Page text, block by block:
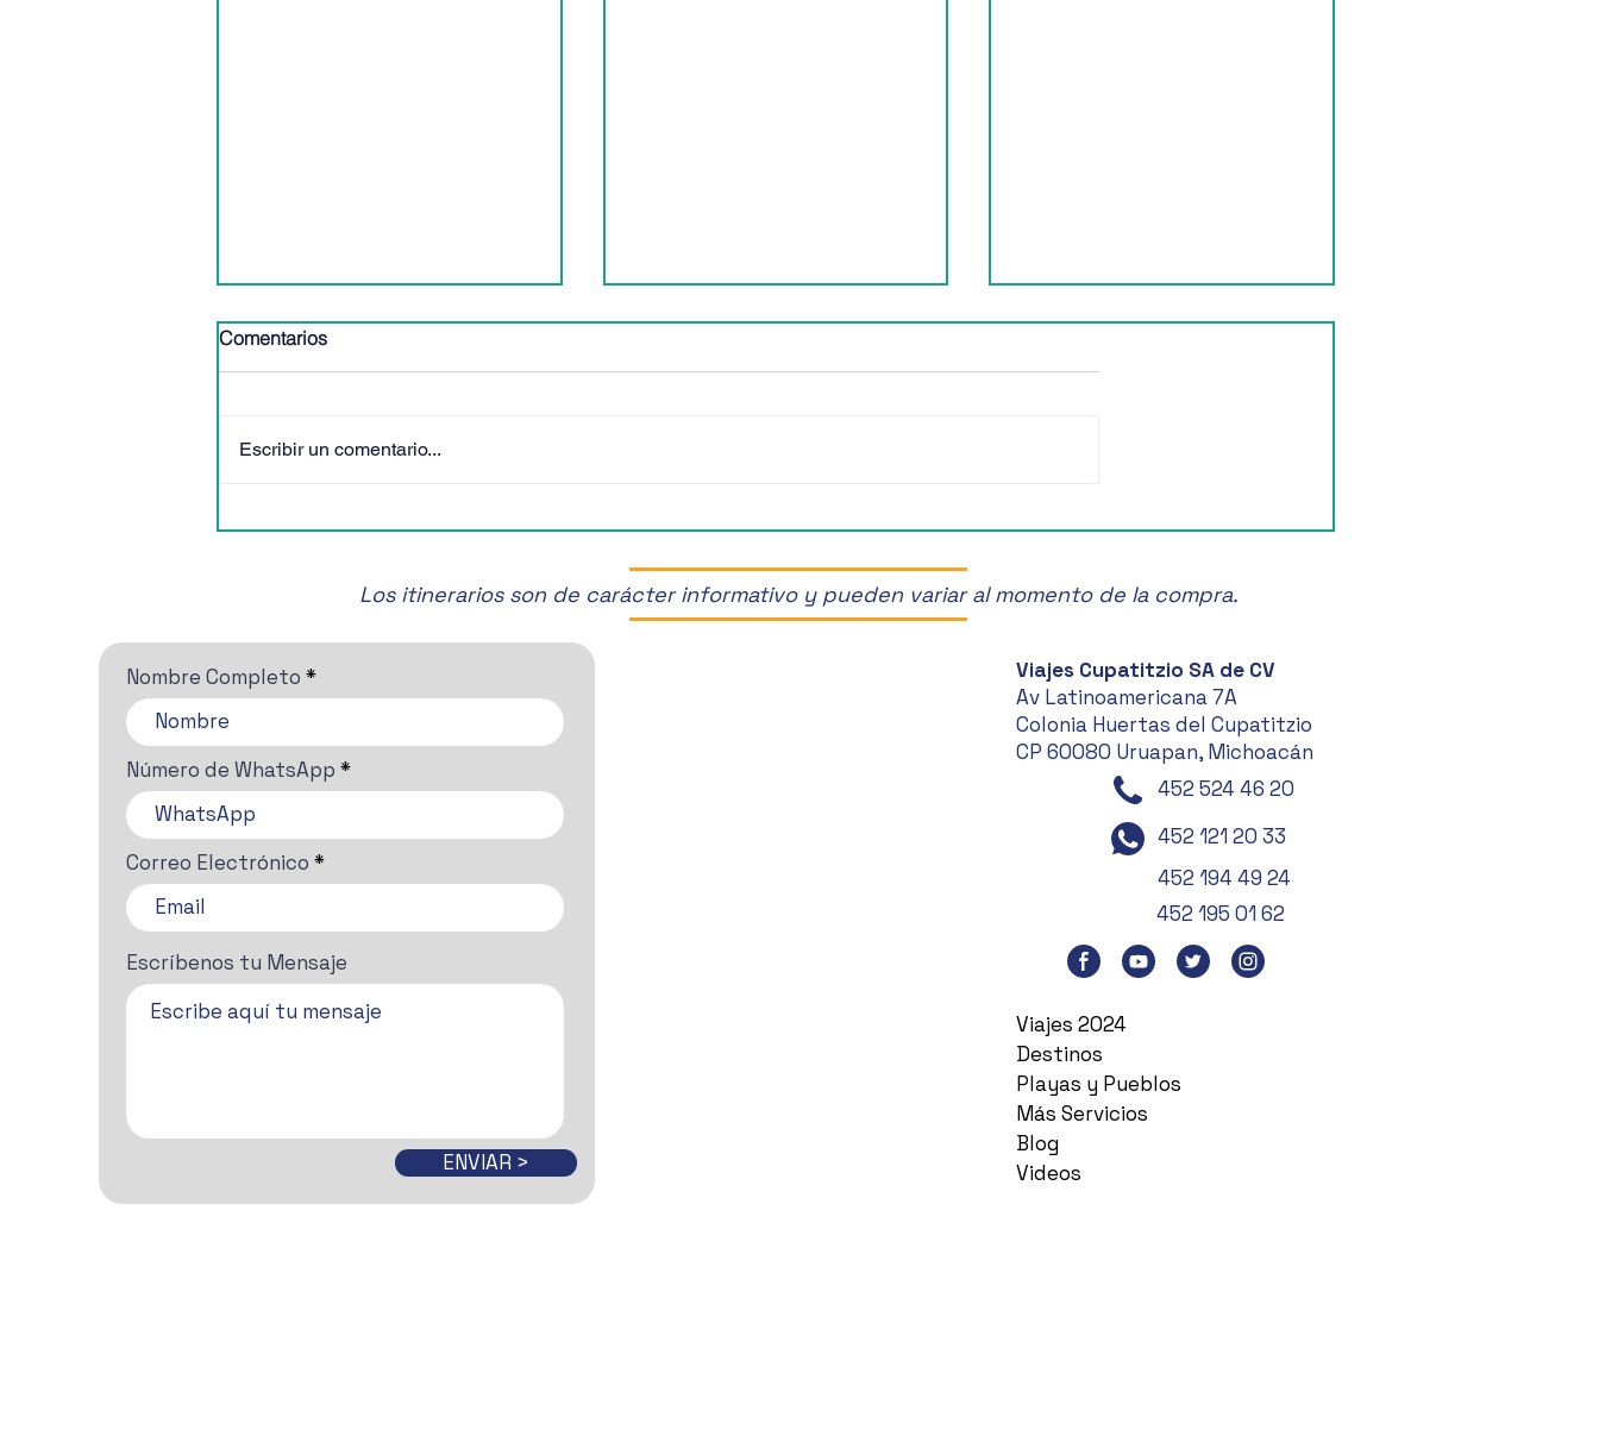
Comentarios
Escribir un comentario...
Los itinerarios son de carácter informativo y pueden variar al momento de la compra.
Nombre Completo
Número de WhatsApp
Correo Electrónico
Escríbenos tu Mensaje
ENVIAR >
Viajes Cupatitzio SA de CV
Av Latinoamericana 7A
Colonia Huertas del Cupatitzio
CP 60080 Uruapan, Michoacán
452 524 46 20
452 121 20 33
452 194 49 24
452 195 01 62
Viajes 2024
Destinos
Playas y Pueblos
Más Servicios
Blog
Videos